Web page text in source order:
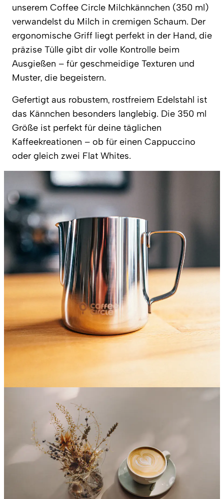
unserem Coffee Circle Milchkännchen (350 ml)
verwandelst du Milch in cremigen Schaum. Der
ergonomische Griff liegt perfekt in der Hand, die
präzise Tülle gibt dir volle Kontrolle beim
Ausgießen – für geschmeidige Texturen und
Muster, die begeistern.
Gefertigt aus robustem, rostfreiem Edelstahl ist
das Kännchen besonders langlebig. Die 350 ml
Größe ist perfekt für deine täglichen
Kaffeekreationen – ob für einen Cappuccino
oder gleich zwei Flat Whites.